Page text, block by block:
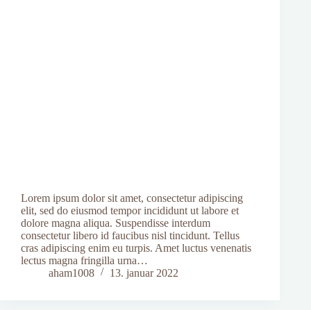
Lorem ipsum dolor sit amet, consectetur adipiscing
elit, sed do eiusmod tempor incididunt ut labore et
dolore magna aliqua. Suspendisse interdum
consectetur libero id faucibus nisl tincidunt. Tellus
cras adipiscing enim eu turpis. Amet luctus venenatis
lectus magna fringilla urna…
aham1008
13. januar 2022